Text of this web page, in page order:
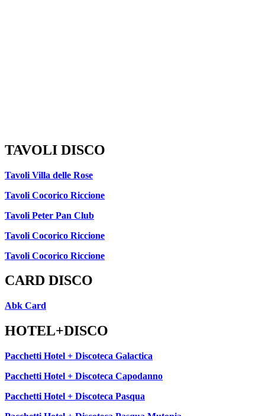
TAVOLI DISCO
Tavoli Villa delle Rose
Tavoli Cocorico Riccione
Tavoli Peter Pan Club
Tavoli Cocorico Riccione
Tavoli Cocorico Riccione
CARD DISCO
Abk Card
HOTEL+DISCO
Pacchetti Hotel + Discoteca Galactica
Pacchetti Hotel + Discoteca Capodanno
Pacchetti Hotel + Discoteca Pasqua